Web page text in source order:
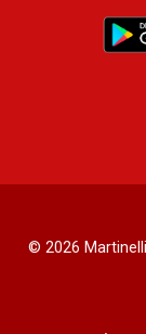
© 2026